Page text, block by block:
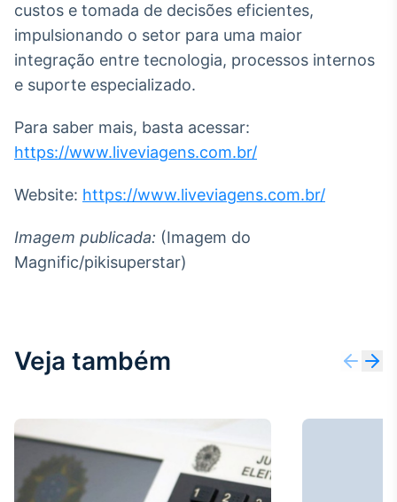
custos e tomada de decisões eficientes,
impulsionando o setor para uma maior
integração entre tecnologia, processos internos
e suporte especializado.
Para saber mais, basta acessar:
https://www.liveviagens.com.br/
Website: https://www.liveviagens.com.br/
Imagem publicada: (Imagem do
Magnific/pikisuperstar)
Veja também